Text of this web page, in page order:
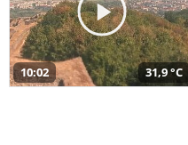
10:02 31,9 °C